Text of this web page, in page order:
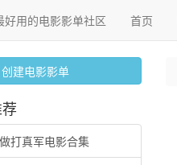
好用的电影影单社区 首页
创建电影影单
打真军电影合集